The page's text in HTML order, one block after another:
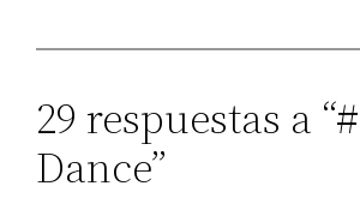
29 respuestas a
Dance”